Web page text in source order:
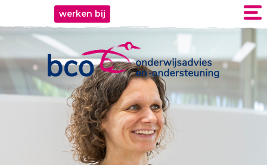
werken bij